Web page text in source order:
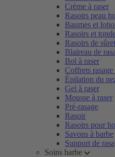
Crème à raser
Rasoirs peau
Baumes et
Rasoirs et
Rasoirs de
Blaireau de
Bol à raser
Coffrets rasage
Épilation du
Gel à raser
Mousse à raser
Pré-rasage
Rasoir
Rasoirs pour
Savons à barbe
Support de
Soins barbe